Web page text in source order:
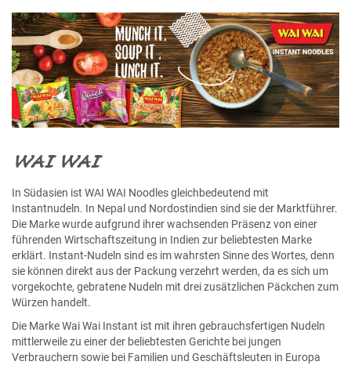
WAI WAI
In Südasien ist WAI WAI Noodles gleichbedeutend mit
Instantnudeln. In Nepal und Nordostindien sind sie der Marktführer.
Die Marke wurde aufgrund ihrer wachsenden Präsenz von einer
führenden Wirtschaftszeitung in Indien zur beliebtesten Marke
erklärt. Instant-Nudeln sind es im wahrsten Sinne des Wortes, denn
sie können direkt aus der Packung verzehrt werden, da es sich um
vorgekochte, gebratene Nudeln mit drei zusätzlichen Päckchen zum
Würzen handelt.
Die Marke Wai Wai Instant ist mit ihren gebrauchsfertigen Nudeln
mittlerweile zu einer der beliebtesten Gerichte bei jungen
Verbrauchern sowie bei Familien und Geschäftsleuten in Europa